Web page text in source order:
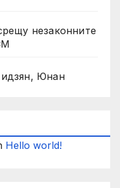
незаконните
Юнан
Hello world!